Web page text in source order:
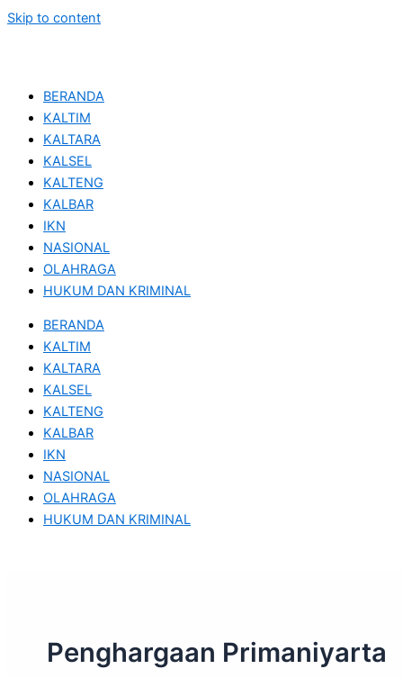
Skip to content
BERANDA
KALTIM
KALTARA
KALSEL
KALTENG
KALBAR
IKN
NASIONAL
OLAHRAGA
HUKUM DAN KRIMINAL
BERANDA
KALTIM
KALTARA
KALSEL
KALTENG
KALBAR
IKN
NASIONAL
OLAHRAGA
HUKUM DAN KRIMINAL
Penghargaan Primaniyarta